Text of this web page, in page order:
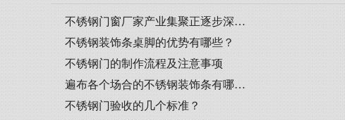
不锈钢门窗厂家产业集聚正逐步深…
不锈钢装饰条桌脚的优势有哪些？
不锈钢门的制作流程及注意事项
遍布各个场合的不锈钢装饰条有哪…
不锈钢门验收的几个标准？